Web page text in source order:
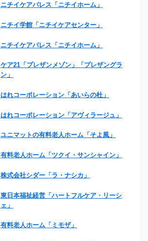
ニチイケアパレス「ニチイホーム」
ニチイ学館「ニチイケアセンター」
ニチイケアパレス「ニチイホーム」
ケア21「プレザンメゾン」「プレザングラ
ン」
はれコーポレーション「あいらの杜」
はれコーポレーション「アヴィラージュ」
ユニマットの有料老人ホーム「そよ風」
有料老人ホーム「ツクイ・サンシャイン」
株式会社シダー「ラ・ナシカ」
東日本福祉経営「ハートフルケア・リーシ
ェ」
有料老人ホーム「ミモザ」